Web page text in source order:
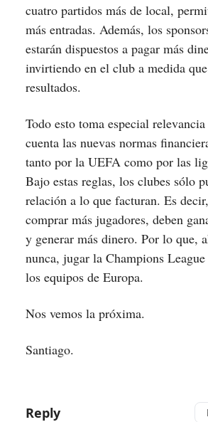
cuatro partidos más de local,
más entradas. Además, los
estarán dispuestos a pagar más
invirtiendo en el club a medida
resultados.
Todo esto toma especial
cuenta las nuevas normas
tanto por la UEFA como por las
Bajo estas reglas, los clubes sólo
relación a lo que facturan. Es
comprar más jugadores, deben
y generar más dinero. Por lo que,
nunca, jugar la Champions League
los equipos de Europa.
Nos vemos la próxima.
Santiago.
Reply